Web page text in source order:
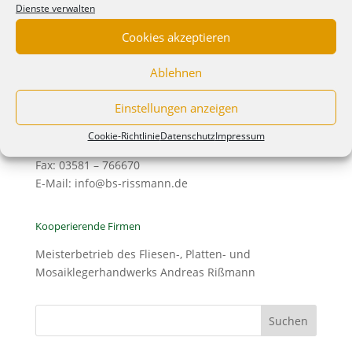
Dienste verwalten
Cookies akzeptieren
Ablehnen
Einstellungen anzeigen
Cookie-RichtlinieDatenschutzImpressum
Kontakt
Garten- und Landschaftsgestaltung, Baumschule
02829 Schöpstal OT Ebersbach
Telefon: 03581 – 310638
Fax: 03581 – 766670
E-Mail: info@bs-rissmann.de
Kooperierende Firmen
Meisterbetrieb des Fliesen-, Platten- und
Mosaiklegerhandwerks Andreas Rißmann